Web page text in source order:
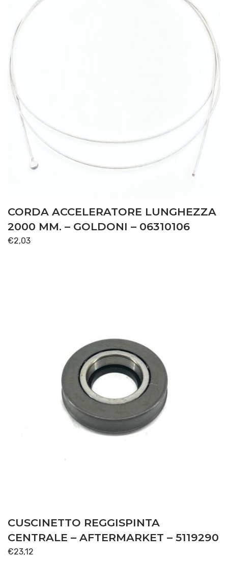
CORDA ACCELERATORE LUNGHEZZA
2000 MM. – GOLDONI – 06310106
€2,03
CUSCINETTO REGGISPINTA
CENTRALE – AFTERMARKET – 5119290
€23,12